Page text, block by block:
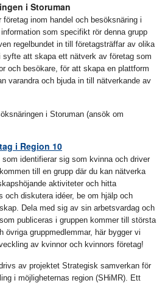
i Storuman
företag inom handel och besöksnäring i
som specifikt rör denna grupp
regelbundet in till företagsträffar av olika
syfte att skapa ett nätverk av företag som
och besökare, för att skapa en plattform
varandra och bjuda in till nätverkande av
i Storuman (ansök om
i Region 10
identifierar sig som kvinna och driver
till en grupp där du kan nätverka
aktiviteter och hitta
och diskutera idéer, be om hjälp och
Dela med sig av sin arbetsvardag och
publiceras i gruppen kommer till största
övriga gruppmedlemmar, här bygger vi
av kvinnor och kvinnors företag!
av projektet Strategisk samverkan för
i möjligheternas region (SHiMR). Ett